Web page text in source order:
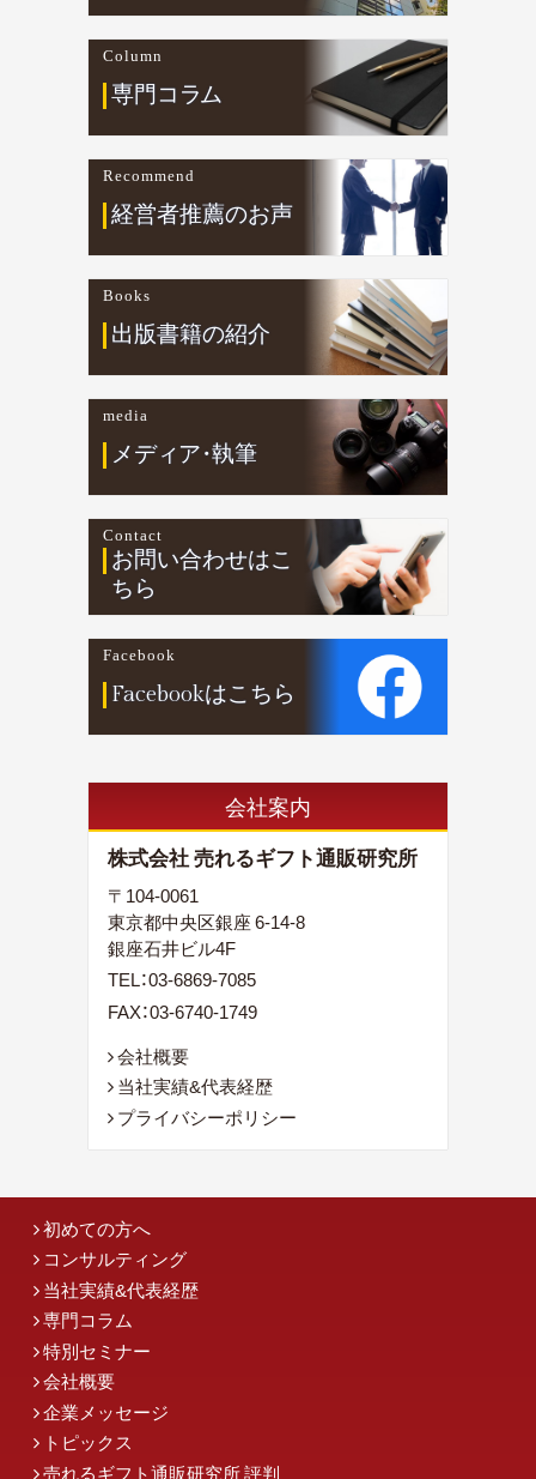
Column
専門コ ラム
Recommend
経営者推薦のお声
Books
出版書籍の紹介
media
メディア・執筆
Contact
お問い合わせはこ
ちら
Facebook
Facebookはこちら
会社案内
株式会社 売れるギフト通販研究所
〒104-0061
東京都中央区銀座 6-14-8
銀座石井ビル4F
TEL：03-6869-7085
FAX：03-6740-1749
会社概要
当社実績&代表経歴
プライバシーポリシー
初めての方へ
コンサルティング
当社実績&代表経歴
専門コラム
特別セミナー
会社概要
企業メッセージ
トピックス
売れるギフト通販研究所 評判